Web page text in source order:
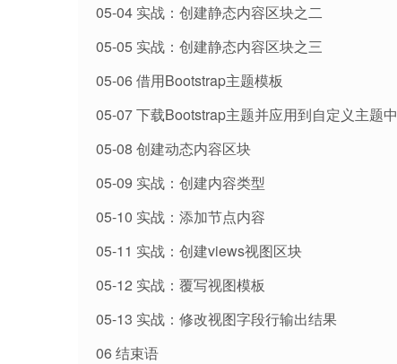
05-04 实战：创建静态内容区块之二
05-05 实战：创建静态内容区块之三
05-06 借用Bootstrap主题模板
05-07 下载Bootstrap主题并应用到自定义主题中
05-08 创建动态内容区块
05-09 实战：创建内容类型
05-10 实战：添加节点内容
05-11 实战：创建views视图区块
05-12 实战：覆写视图模板
05-13 实战：修改视图字段行输出结果
06 结束语